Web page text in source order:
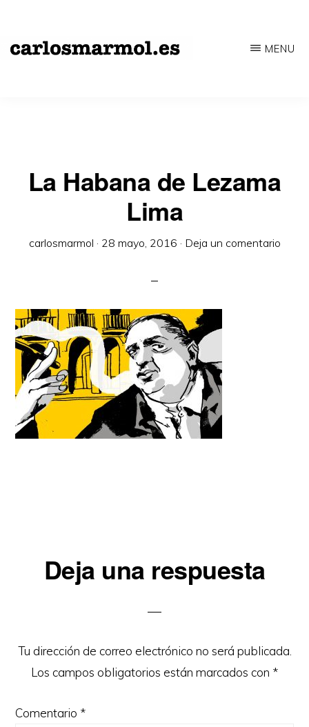
contenido
'underground'
'avant-
MENU
La Habana de Lezama
Lima
carlosmarmol · 28 mayo, 2016 · Deja un comentario
Interacciones
lectores
Deja una respuesta
Tu dirección de correo electrónico no será publicada.
Los campos obligatorios están marcados con *
Comentario *